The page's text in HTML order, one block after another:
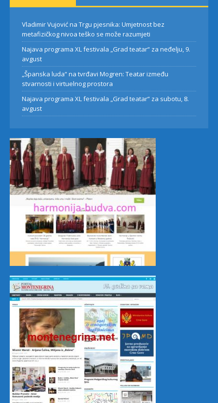
Vladimir Vujović na Trgu pjesnika: Umjetnost bez
metafizičkog nivoa teško se može razumjeti
Najava programa XL festivala „Grad teatar“ za neđelju, 9.
avgust
„Španska luda“ na tvrđavi Mogren: Teatar između
stvarnosti i virtuelnog prostora
Najava programa XL festivala „Grad teatar“ za subotu, 8.
avgust